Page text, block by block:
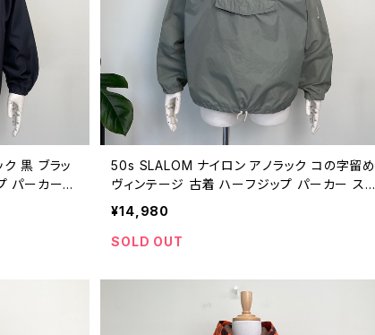
黒 ブラッ
パーカー
2603270
50s SLALOM ナイロン アノラック コの字留め
ヴィンテージ 古着 ハーフジップ パーカー スキ
ー アウトドア 緑 グリーン 50年代 ビンテージ
26032702
¥14,980
SOLD OUT